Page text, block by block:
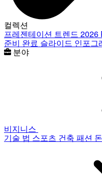
컬렉션
프레젠테이션 트렌드 2026
준비 완료 슬라이드 인포그
분야
비지니스
기술 법 스포츠 건축 패션 돈